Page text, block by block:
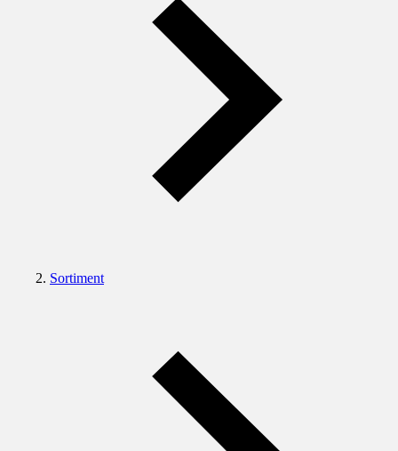
Sortiment